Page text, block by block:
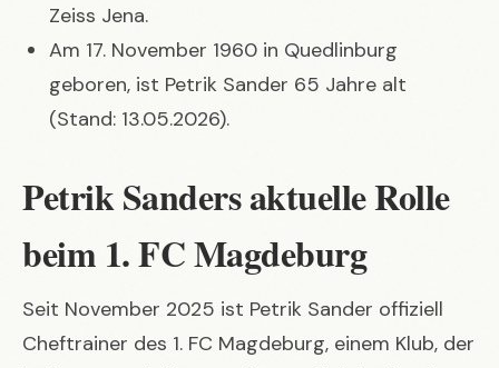
Zeiss Jena.
Am 17. November 1960 in Quedlinburg
geboren, ist Petrik Sander 65 Jahre alt
(Stand: 13.05.2026).
Petrik Sanders aktuelle Rolle
beim 1. FC Magdeburg
Seit November 2025 ist Petrik Sander offiziell
Cheftrainer des 1. FC Magdeburg, einem Klub, der